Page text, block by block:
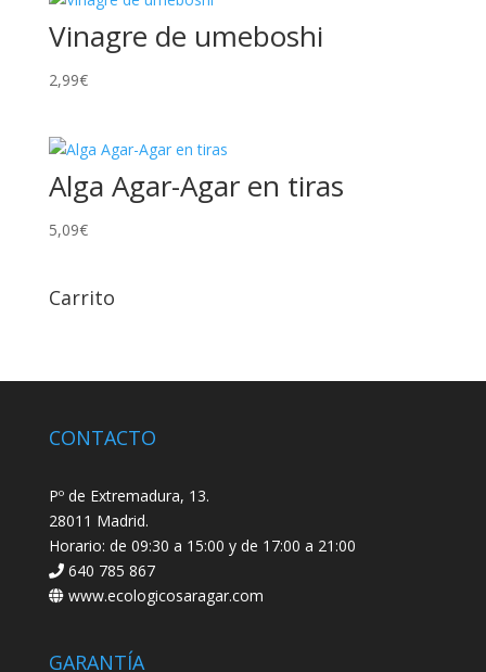
Vinagre de umeboshi
2,99€
Alga Agar-Agar en tiras
5,09€
Carrito
CONTACTO
Pº de Extremadura, 13.
28011 Madrid.
Horario: de 09:30 a 15:00 y de 17:00 a 21:00
640 785 867
www.ecologicosaragar.com
GARANTÍA